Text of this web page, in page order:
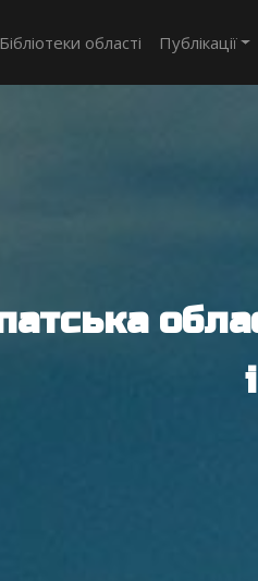
Бібліотеки області Публікації